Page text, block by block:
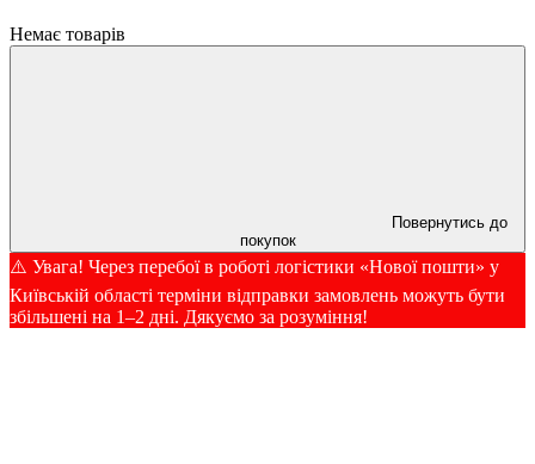
Немає товарів
Повернутись до
покупок
⚠️ Увага! Через перебої в роботі логістики «Нової пошти» у
Київській області терміни відправки замовлень можуть бути
збільшені на 1–2 дні. Дякуємо за розуміння!